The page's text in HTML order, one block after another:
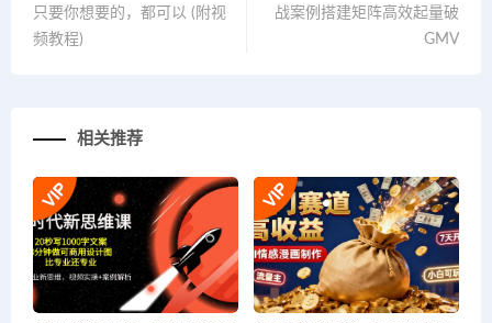
只要你想要的，都可以 (附视
频教程)
战案例搭建矩阵高效起量破
GMV
相关推荐